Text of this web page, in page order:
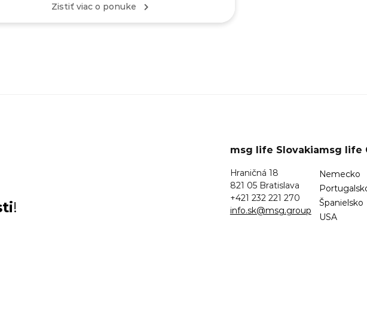
Zistiť viac o ponuke
!
msg life Slovakia
Hraničná 18
821 05 Bratislava
+421 232 221 270
info.sk@msg.group
msg life
Nemecko
Španielsko
USA